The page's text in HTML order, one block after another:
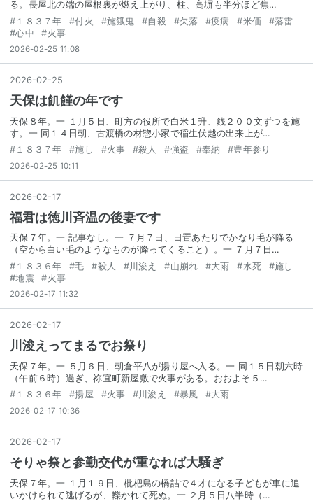
る。長屋北の端の屋根裏が燃え上がり、柱、高塀も半分ほど焦…
# １８３７年 #付火 #施餓鬼 #自殺 #欠落 #疫病 #米価 #落雷
#心中 #火事
2026-02-25 11:08
2026-02-25
天保は飢饉の年です
天保８年。一 １月５日、町方の役所で白米１升、銭２００文ずつを施
す。一 同１４日朝、古渡橋の材惣小家で稲生伏越の出来上が…
# １８３７年 #施し #火事 #殺人 #強盗 #奉納 #豊年参り
2026-02-25 10:11
2026-02-17
福君は徳川斉温の後妻です
天保７年。一 記事なし。一 ７月７日、日置あたりでかなり毛が降る
（空から白い毛のようなものが降ってくること）。一 ７月７日…
# １８３６年 #毛 #殺人 #川浚え #山崩れ #大雨 #水死 #施し
#地震 #火事
2026-02-17 11:32
2026-02-17
川浚えってまるでお祭り
天保７年。一 ５月６日、朝倉平八が揚り屋へ入る。一 同１５日朝六時
（午前６時）過ぎ、祢宜町新屋敷で火事がある。おおよそ５…
# １８３６年 #揚屋 #火事 #川浚え #暴風 #大雨
2026-02-17 10:36
2026-02-17
そりゃ祭と参勤交代が重なれば大騒ぎ
天保７年。一 １月１９日、枇杷島の橋詰で４才になる子どもが車に追
いかけられて逃げるが、轢かれて死ぬ。一 ２月５日八半時（…